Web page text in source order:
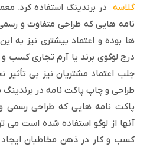
گلاسه در برندینگ استفاده کرد.
نامه هایی که طراحی متفاوت و رسمی
ها بوده و اعتماد بیشتری نیز به
درج لوگوی برند یا آرم تجاری کسب
جلب اعتماد مشتریان نیز بی تأثیر
طراحی و چاپ پاکت نامه در برندینگ
پاکت نامه هایی که طراحی رسمی
آنها از لوگو استفاده شده است می
کسب و کار در ذهن مخاطبان ایجاد